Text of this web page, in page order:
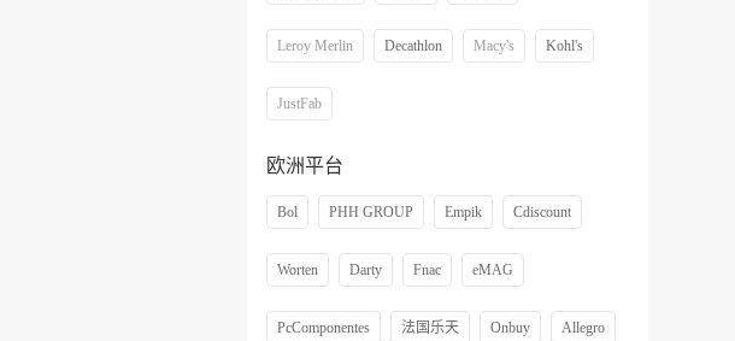
Leroy Merlin Decathlon Macy's Kohl's
JustFab
欧洲平台
Bol PHH GROUP Empik Cdiscount
Worten Darty Fnac eMAG
PcComponentes 法国乐天 Onbuy Allegro